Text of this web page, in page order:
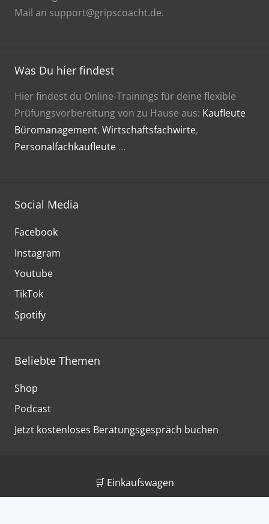
Mail an support@gripscoacht.de.
Was Du hier findest
Hier findest du Online-Trainings für deine flexible
Prüfungsvorbereitung von zu Hause aus: Kaufleute
Büromanagement, Wirtschaftsfachwirte,
Personalfachkaufleute …
Social Media
Facebook
Instagram
Youtube
TikTok
Spotify
Beliebte Themen
Shop
Podcast
Jetzt kostenloses Beratungsgespräch buchen
🛒 Einkaufswagen